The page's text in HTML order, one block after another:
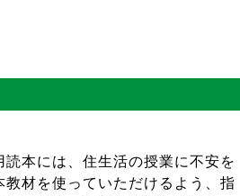
本には、住生活の授業に不安を
材を使っていただけるよう、指